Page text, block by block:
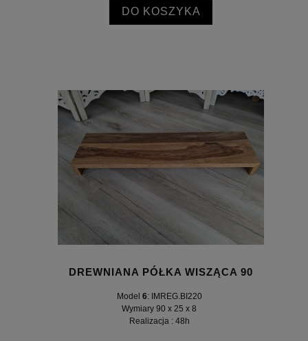
DO KOSZYKA
DREWNIANA PÓŁKA WISZĄCA 90
Model 6: IMREG.BI220
Wymiary 90 x 25 x 8
Realizacja : 48h